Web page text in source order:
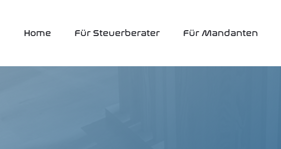
Home Für Steu­er­be­ra­ter Für Man­dan­ten